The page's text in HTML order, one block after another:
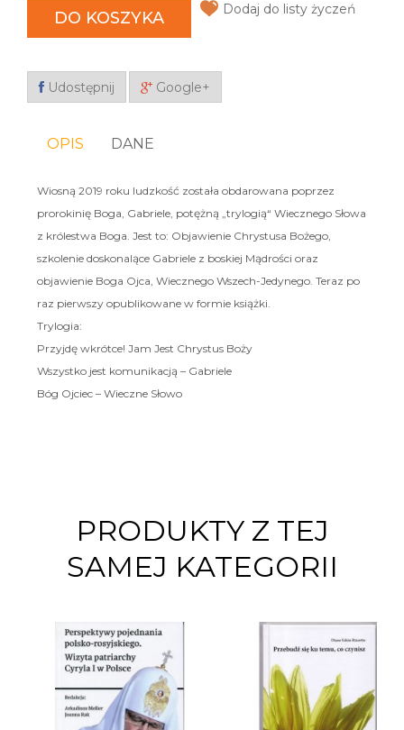
DO KOSZYKA Dodaj do listy życzeń
Udostępnij Google+
OPIS DANE
Wiosną 2019 roku ludzkość została obdarowana poprzez
prorokinię Boga, Gabriele, potężną „trylogią“ Wiecznego Słowa
z królestwa Boga. Jest to: Objawienie Chrystusa Bożego,
szkolenie doskonalące Gabriele z boskiej Mądrości oraz
objawienie Boga Ojca, Wiecznego Wszech-Jedy­nego. Teraz po
raz pierwszy opublikowane w formie książki.
Trylogia:
Przyjdę wkrótce! Jam Jest Chrystus Boży
Wszystko jest komunikacją – Gabriele
Bóg Ojciec – Wieczne Słowo
PRODUKTY Z TEJ
SAMEJ KATEGORII